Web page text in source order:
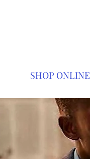
SHOP ONLINE